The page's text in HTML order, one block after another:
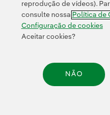
Acessibilidade
© 2026
reprodução de vídeos).
consulte nossa Política de
Configuração de cookies
Aceitar cookies?
NÃO